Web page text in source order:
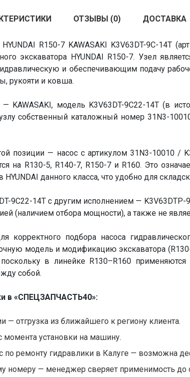
ОТЗЫВЫ (0) ДОСТАВКА
R150-7 KAWASAKI K3V63DT-9C-14T
экскаватора HYUNDAI R150-7. Узел
и обеспечивающим подачу
рукояти и ковша.
KAWASAKI, модель K3V63DT-9C22-14T (в
узлу собственный каталожный номер 31N3-
позиции — насос с артикулом 31N3-10010 /
на R130-5, R140-7, R150-7 и R160. Это
данного класса, что удобно для
9C22-14T с другим исполнением —
(наличием отбора мощности), а также не
корректного подбора насоса
модель и модификацию экскаватора
поскольку в линейке R130–R160
собой.
в «СПЕЦЗАПЧАСТЬ40»:
— отгрузка из ближайшего к региону клиента.
момента установки на машину.
по ремонту гидравлики в Калуге — возможна
номеру — менеджер сверяет применимость до